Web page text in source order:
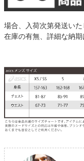
場合、入荷次第発送いた
在庫の有無、詳細な納期